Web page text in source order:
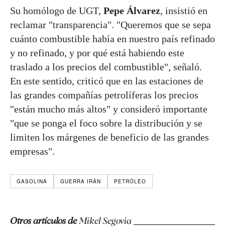
Su homólogo de UGT, Pepe Álvarez, insistió en
reclamar "transparencia". "Queremos que se sepa
cuánto combustible había en nuestro país refinado
y no refinado, y por qué está habiendo este
traslado a los precios del combustible", señaló.
En este sentido, criticó que en las estaciones de
las grandes compañías petrolíferas los precios
"están mucho más altos" y consideró importante
"que se ponga el foco sobre la distribución y se
limiten los márgenes de beneficio de las grandes
empresas".
GASOLINA GUERRA IRÁN PETRÓLEO
Otros artículos deMikel Segovia